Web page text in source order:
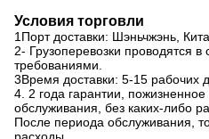
Условия торговли
1Порт доставки: Шэньчжэнь,
2- Грузоперевозки проводятся в
требованиями.
3Время доставки: 5-15 рабочих
4. 2 года гарантии,
обслуживания, без каких-либо
После периода обслуживания,